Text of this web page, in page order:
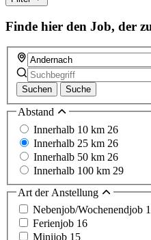
Finde hier den Job, der
Suchen Suche
Abstand
Innerhalb 10 km 26
Innerhalb 25 km 26
Innerhalb 50 km 26
Innerhalb 100 km 29
Art der Anstellung
Nebenjob/Wochenendjob
Ferienjob 16
Minijob 15